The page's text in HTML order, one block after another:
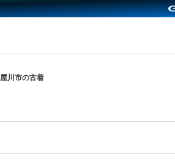
川市の古着